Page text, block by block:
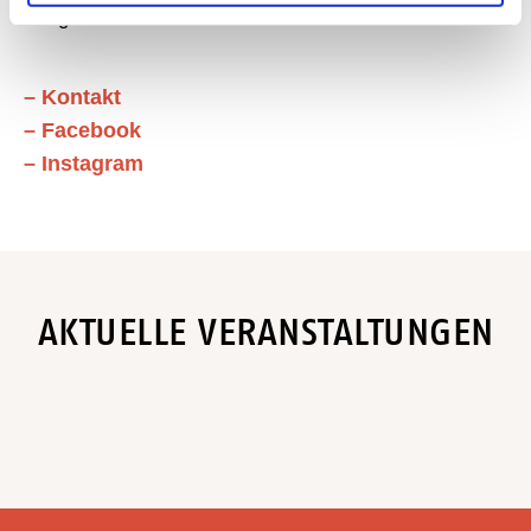
– Kontakt
– Facebook
– Instagram
AKTUELLE VERANSTALTUNGEN